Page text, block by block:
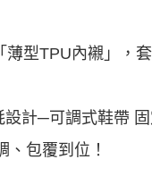
型TPU內襯」，
計─可調式鞋帶
、包覆到位！